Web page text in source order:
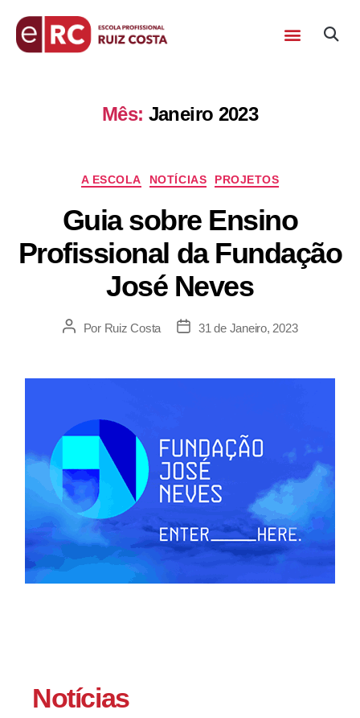
Mês: Janeiro 2023
A ESCOLA NOTÍCIAS PROJETOS
Guia sobre Ensino
Profissional da Fundação
José Neves
Por Ruiz Costa 31 de Janeiro, 2023
Notícias